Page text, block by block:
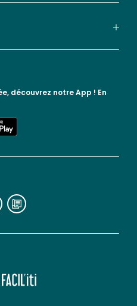
lien vers le blog la redoute
découvrez notre App ! En